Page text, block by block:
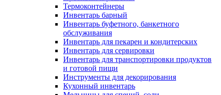
Термоконтейнеры
Инвентарь барный
Инвентарь буфетного, банкетного
обслуживания
Инвентарь для пекарен и кондитерских
Инвентарь для сервировки
Инвентарь для транспортировки продуктов
и готовой пищи
Инструменты для декорирования
Кухонный инвентарь